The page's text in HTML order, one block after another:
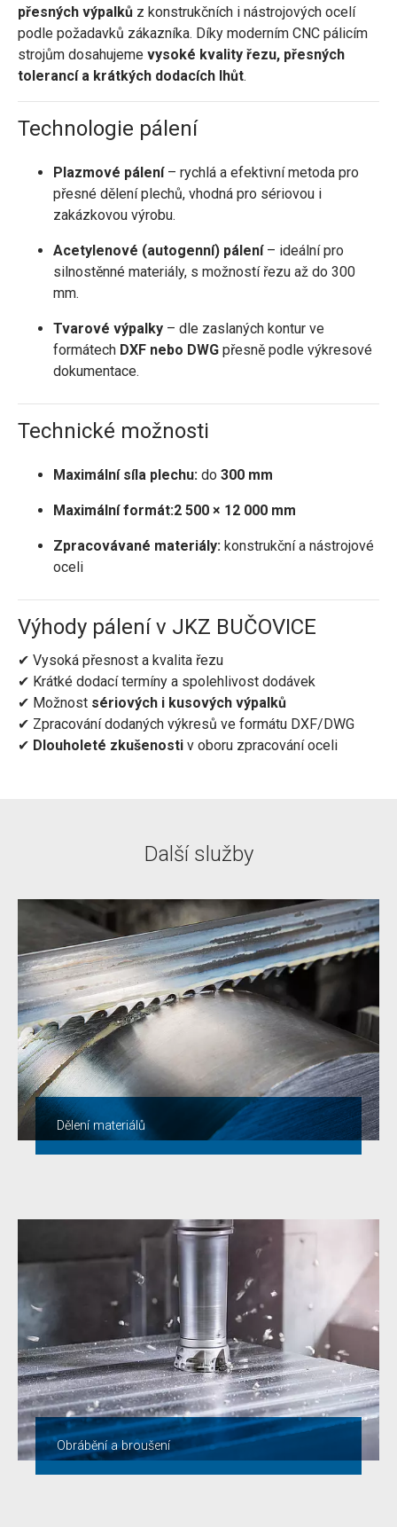
přesných výpalků z konstrukčních i nástrojových ocelí
podle požadavků zákazníka. Díky moderním CNC pálicím
strojům dosahujeme vysoké kvality řezu, přesných
tolerancí a krátkých dodacích lhůt.
Technologie pálení
Plazmové pálení– rychlá a efektivní metoda pro
přesné dělení plechů, vhodná pro sériovou i
zakázkovou výrobu.
Acetylenové (autogenní) pálení– ideální pro
silnostěnné materiály, s možností řezu až do 300
mm.
Tvarové výpalky – dle zaslaných kontur ve
formátech DXF nebo DWG přesně podle výkresové
dokumentace.
Technické možnosti
Maximální síla plechu: do 300 mm
Maximální formát:2 500 × 12 000 mm
Zpracovávané materiály: konstrukční a nástrojové
oceli
Výhody pálení v JKZ BUČOVICE
✔ Vysoká přesnost a kvalita řezu
✔ Krátké dodací termíny a spolehlivost dodávek
✔ Možnost sériových i kusových výpalků
✔ Zpracování dodaných výkresů ve formátu DXF/DWG
✔ Dlouholeté zkušenosti v oboru zpracování oceli
Další služby
Dělení materiálů
Obrábění a broušení